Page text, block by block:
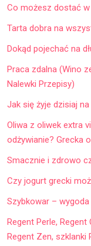
Co możesz dostać
Tarta dobra na
Dokąd pojechać na
Praca zdalna (Wino
Nalewki Przepisy)
Jak się żyje dzisiaj
Oliwa z oliwek extra
odżywianie? Grecka
Smacznie i zdrowo
Czy jogurt grecki
Szybkowar –
Regent Perle,
Regent Zen, szklanki